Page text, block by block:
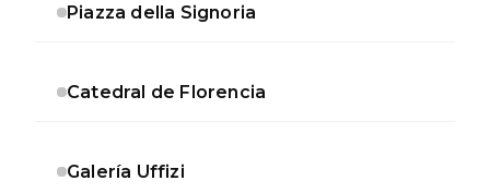
Piazza della Signoria
Catedral de Florencia
Galería Uffizi